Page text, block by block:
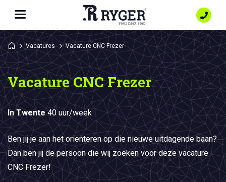
Vacatures Vacature CNC Frezer
Vacature CNC Frezer
In Twente40 uur/week
Ben jij je aan het oriënteren op die nieuwe uitdagende baan?
Dan ben jij de persoon die wij zoeken voor deze vacature
CNC Frezer!